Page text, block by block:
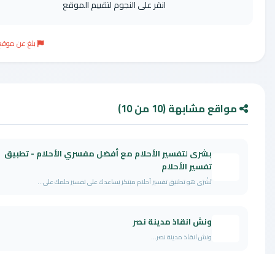
انقر على النجوم لتقييم الموقع
بلغ عن موقع مخالف
مشابهة (10 من 10)
بشرى لتفسير الأحلام مع أفضل مفسري الأحلام - تطبيق
تفسير الأحلام
بُشْرَى هو تطبيق تفسير أحلام مبتكر يساعدك على تفسير حلمك على...
ونش انقاذ مدينة نصر
ونش انقاذ مدينة نصر...